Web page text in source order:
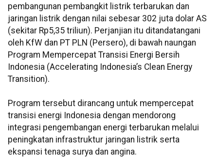
pembangunan pembangkit listrik terbarukan dan
jaringan listrik dengan nilai sebesar 302 juta dolar AS
(sekitar Rp5,35 triliun). Perjanjian itu ditandatangani
oleh KfW dan PT PLN (Persero), di bawah naungan
Program Mempercepat Transisi Energi Bersih
Indonesia (Accelerating Indonesia’s Clean Energy
Transition).
Program tersebut dirancang untuk mempercepat
transisi energi Indonesia dengan mendorong
integrasi pengembangan energi terbarukan melalui
peningkatan infrastruktur jaringan listrik serta
ekspansi tenaga surya dan angina.